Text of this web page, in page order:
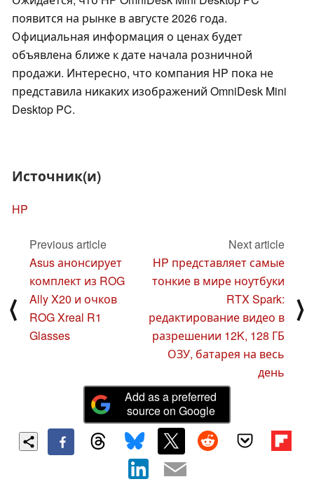
появится на рынке в августе 2026 года.
Официальная информация о ценах будет
объявлена ближе к дате начала розничной
продажи. Интересно, что компания HP пока не
представила никаких изображений OmniDesk Mini
Desktop PC.
Источник(и)
HP
⟨
Previous article
Asus анонсирует
комплект из ROG
Ally X20 и очков
ROG Xreal R1
Glasses
Next article
HP представляет самые
тонкие в мире ноутбуки
RTX Spark:
редактирование видео в
разрешении 12K, 128 ГБ
ОЗУ, батарея на весь
день
⟩
Add as a preferred
source on Google